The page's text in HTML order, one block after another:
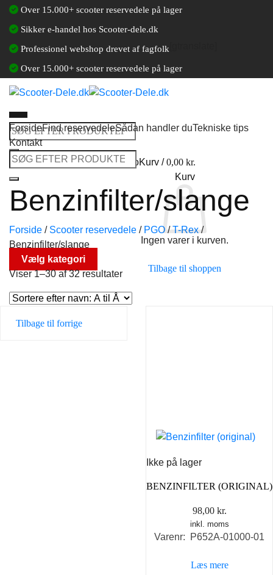
Fortsæt
indhold
Over 15.000+ scooter reservedele på lager
Sikker e-handel hos Scooter-dele.dk
Professionel webshop drevet af fagfolk
Over 15.000+ scooter reservedele på lager
Søg
efter:
Log ind / Opret en kundekontoKurv /0,00 kr.
Kurv
Ingen varer i kurven.
Tilbage til shoppen
ForsideFind reservedeleSådan handler duTekniske tips
Kontakt
Søg
efter:
Benzinfilter/slange
Forside / Scooter reservedele / PGO / T-Rex /
Benzinfilter/slange
Vælg kategori
Viser 1–30 af 32 resultater
Tilbage til forrige
Ikke på lager
BENZINFILTER (ORIGINAL)
98,00 kr.
inkl. moms
Varenr: P652A-01000-01
Læs mere